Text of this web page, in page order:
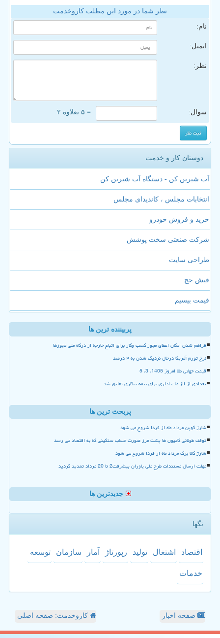
نظر شما در مورد این مطلب کاروخدمت
نام:
ایمیل:
نظر:
سوال: = ۵ بعلاوه ۲
دوستان کار و خدمت
آب شیرین کن - دستگاه آب شیرین کن
انتخابات مجلس ، کاندیدای مجلس
خرید و فروش خودرو
شرکت صنعتی سخت پوشش
طراحی سایت
فیش حج
قیمت بیسیم
پربیننده ترین ها
فراهم شدن امکان اعطای مجوز کسب وکار برای اتباع خارجه از درگاه ملی مجوزها
نرخ تورم آمریکا درحال نزدیک شدن به ۴ درصد
قیمت جهانی طلا امروز 1405، 3، 5
تعدادی از الزامات اداری برای بیمه بیکاری تعلیق شد
پربحث ترین ها
شارژ کوپن مرداد ماه از فردا شروع می شود
توقف طولانی کامیون ها پشت مرز صورت حساب سنگینی که به اقتصاد می رسد
شارژ کالا برگ مرداد ماه از فردا شروع می شود
مهلت ارسال مستندات طرح ملی یاوران پیشرفت2 تا 20 مرداد تمدید گردید
جدیدترین ها
تگها
اقتصاد اشتغال تولید رپورتاژ آمار سازمان توسعه
خدمات
صفحه اخبار کاروخدمت: صفحه اصلی